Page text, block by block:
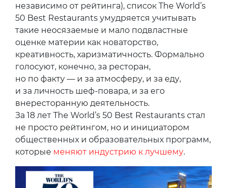
независимо от рейтинга), список The World’s
50 Best Restaurants умудряется учитывать
такие неосязаемые и мало подвластные
оценке материи как новаторство,
креативность, харизматичность. Формально
голосуют, конечно, за ресторан,
но по факту — и за атмосферу, и за еду,
и за личность шеф-повара, и за его
внересторанную деятельность.
За 18 лет The World’s 50 Best Restaurants стал
не просто рейтингом, но и инициатором
общественных и образовательных программ,
которые меняют индустрию к лучшему.